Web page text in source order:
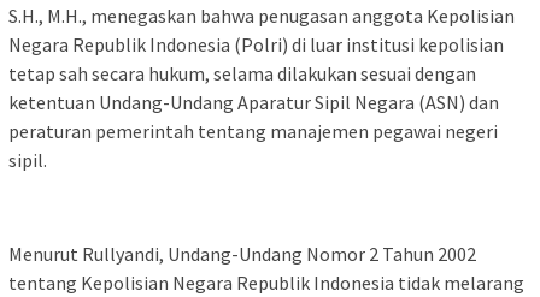
S.H., M.H., menegaskan bahwa penugasan anggota Kepolisian
Negara Republik Indonesia (Polri) di luar institusi kepolisian
tetap sah secara hukum, selama dilakukan sesuai dengan
ketentuan Undang-Undang Aparatur Sipil Negara (ASN) dan
peraturan pemerintah tentang manajemen pegawai negeri
sipil.
Menurut Rullyandi, Undang-Undang Nomor 2 Tahun 2002
tentang Kepolisian Negara Republik Indonesia tidak melarang